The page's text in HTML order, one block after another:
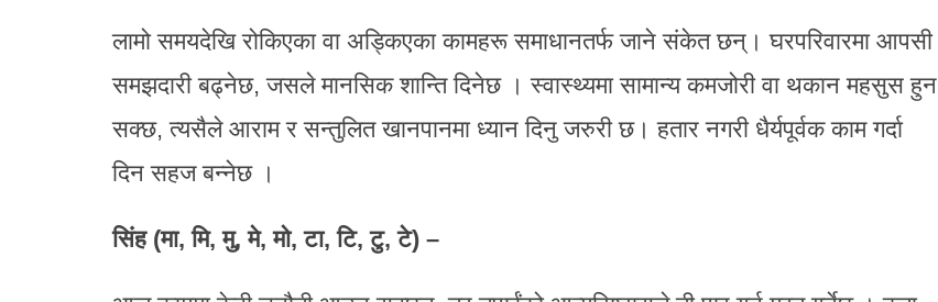
लामो समयदेखि रोकिएका वा अड्किएका कामहरू समाधानतर्फ जाने संकेत छन्। घरपरिवारमा आपसी
समझदारी बढ्नेछ, जसले मानसिक शान्ति दिनेछ । स्वास्थ्यमा सामान्य कमजोरी वा थकान महसुस हुन
सक्छ, त्यसैले आराम र सन्तुलित खानपानमा ध्यान दिनु जरुरी छ। हतार नगरी धैर्यपूर्वक काम गर्दा
दिन सहज बन्नेछ ।
सिंह (मा, मि, मु, मे, मो, टा, टि, टु, टे) –